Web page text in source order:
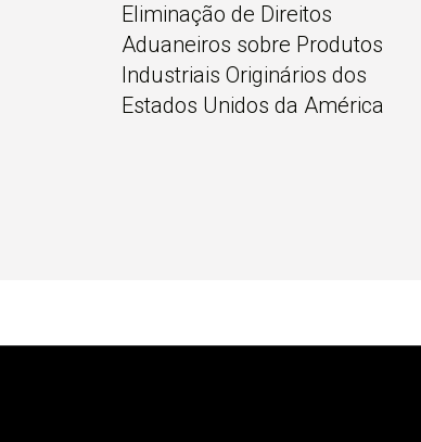
Eliminação de Direitos
Aduaneiros sobre Produtos
Industriais Originários dos
Estados Unidos da América